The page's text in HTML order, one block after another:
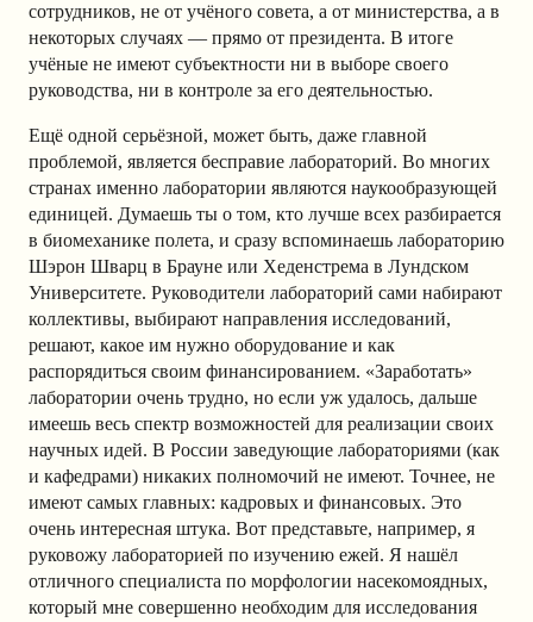
сотрудников, не от учёного совета, а от министерства, а в
некоторых случаях — прямо от президента. В итоге
учёные не имеют субъектности ни в выборе своего
руководства, ни в контроле за его деятельностью.
Ещё одной серьёзной, может быть, даже главной
проблемой, является бесправие лабораторий. Во многих
странах именно лаборатории являются наукообразующей
единицей. Думаешь ты о том, кто лучше всех разбирается
в биомеханике полета, и сразу вспоминаешь лабораторию
Шэрон Шварц в Брауне или Хеденстрема в Лундском
Университете. Руководители лабораторий сами набирают
коллективы, выбирают направления исследований,
решают, какое им нужно оборудование и как
распорядиться своим финансированием. «Заработать»
лаборатории очень трудно, но если уж удалось, дальше
имеешь весь спектр возможностей для реализации своих
научных идей. В России заведующие лабораториями (как
и кафедрами) никаких полномочий не имеют. Точнее, не
имеют самых главных: кадровых и финансовых. Это
очень интересная штука. Вот представьте, например, я
руковожу лабораторией по изучению ежей. Я нашёл
отличного специалиста по морфологии насекомоядных,
который мне совершенно необходим для исследования